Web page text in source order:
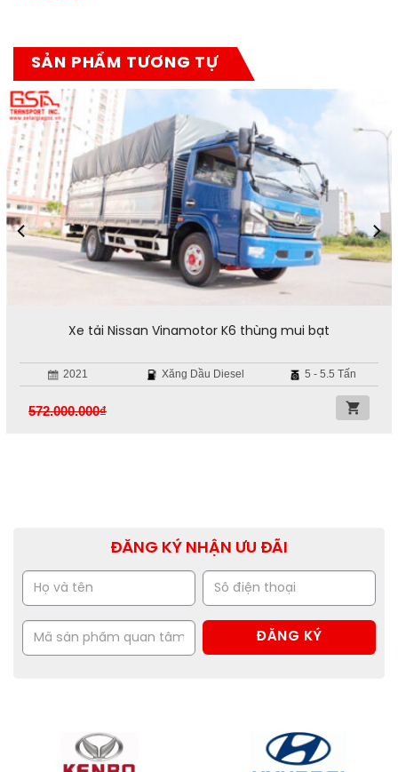
SẢN PHẨM TƯƠNG TỰ
Xe tải Nissan Vinamotor K6 thùng mui bạt
2021 Xăng Dầu Diesel 5 - 5.5 Tấn
572.000.000₫
ĐĂNG KÝ NHẬN ƯU ĐÃI